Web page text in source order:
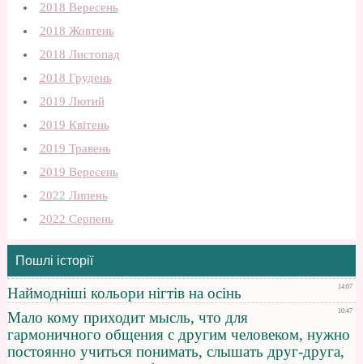
2018 Вересень
2018 Жовтень
2018 Листопад
2018 Грудень
2019 Лютий
2019 Квітень
2019 Травень
2019 Вересень
2022 Липень
2022 Серпень
Пошлі історії